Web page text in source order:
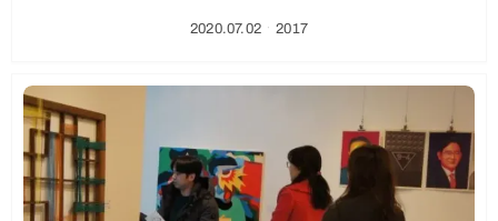
2020.07.02ㆍ2017